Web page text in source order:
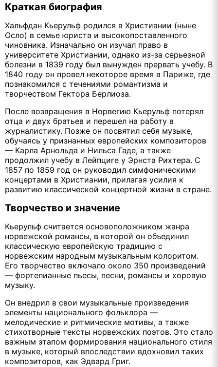
Краткая биография
Хальфдан Кьерульф родился в Христиании (ныне
Осло) в семье юриста и высокопоставленного
чиновника. Изначально он изучал право в
университете Христиании, однако из-за серьезной
болезни в 1839 году был вынужден прервать учебу. В
1840 году он провел некоторое время в Париже, где
познакомился с течениями романтизма и
творчеством Гектора Берлиоза.
После возвращения в Норвегию Кьерульф потерял
отца и двух братьев и перешел на работу в
журналистику. Позже он посвятил себя музыке,
обучаясь у признанных европейских композиторов
— Карла Арнольда и Нильса Гаде, а также
продолжил учебу в Лейпциге у Эрнста Рихтера. С
1857 по 1859 год он руководил симфоническими
концертами в Христиании, прилагая усилия к
развитию классической концертной жизни в стране.
Творчество и значение
Кьерульф считается основоположником жанра
норвежской романсы, в которой он объединил
классическую европейскую традицию с
норвежским народным музыкальным колоритом.
Его творчество включало около 350 произведений
— фортепианные пьесы, песни, романсы и хоровую
музыку.
Он внедрил в свои музыкальные произведения
элементы национального фольклора —
мелодические и ритмические мотивы, а также
стихотворные тексты норвежских поэтов. Это стало
важным этапом формирования национального стиля
в музыке, который впоследствии вдохновил таких
композиторов, как Эдвард Григ.